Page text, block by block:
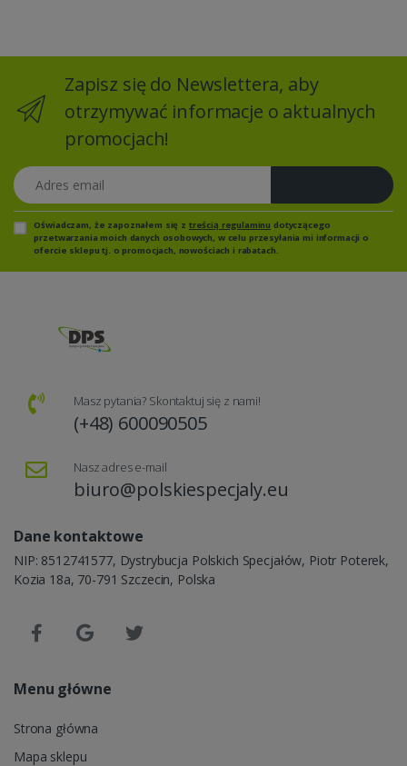
Zapisz się do Newslettera, aby
otrzymywać informacje o aktualnych
promocjach!
Adres email
Oświadczam, że zapoznałem się z treścią regulaminu dotyczącego
przetwarzania moich danych osobowych, w celu przesyłania mi informacji o
ofercie sklepu tj. o promocjach, nowościach i rabatach.
Masz pytania? Skontaktuj się z nami!
(+48) 600090505
Nasz adres e-mail
biuro@polskiespecjaly.eu
Dane kontaktowe
NIP: 8512741577, Dystrybucja Polskich Specjałów, Piotr Poterek,
Kozia 18a, 70-791 Szczecin, Polska
Menu główne
Strona główna
Mapa sklepu